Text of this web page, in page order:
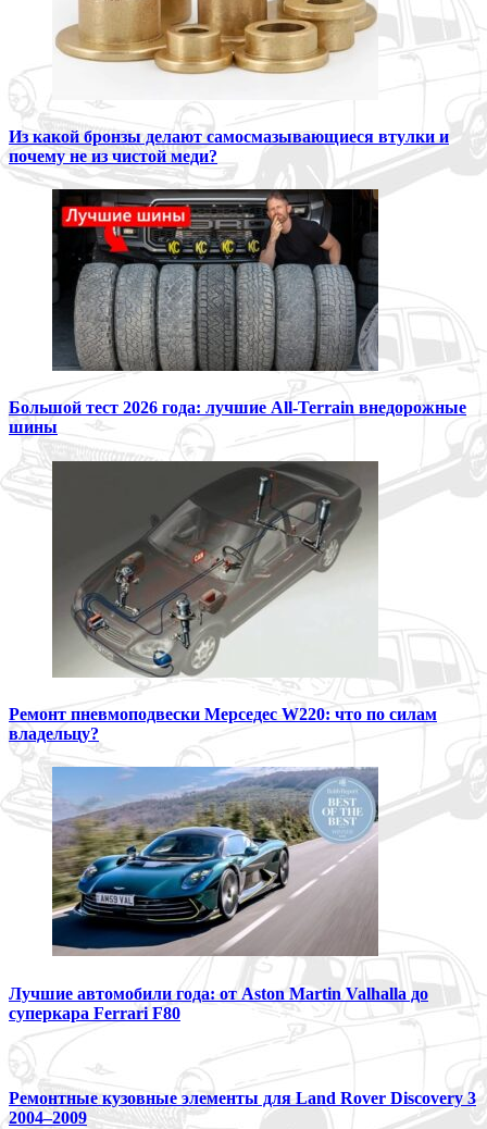
Из какой бронзы делают самосмазывающиеся втулки и
почему не из чистой меди?
Большой тест 2026 года: лучшие All-Terrain внедорожные
шины
Ремонт пневмоподвески Мерседес W220: что по силам
владельцу?
Лучшие автомобили года: от Aston Martin Valhalla до
суперкара Ferrari F80
Ремонтные кузовные элементы для Land Rover Discovery 3
2004–2009